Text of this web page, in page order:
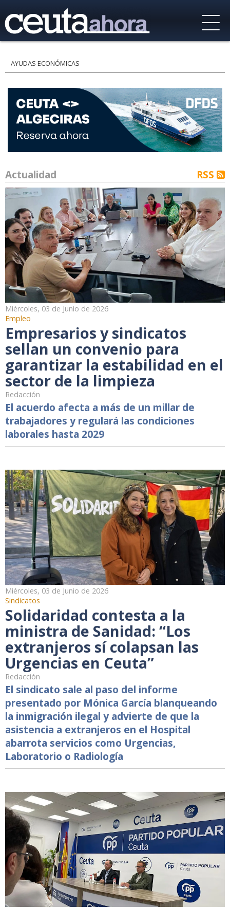
AYUDAS ECONÓMICAS
Actualidad RSS
Miércoles, 03 de Junio de 2026
Empleo
Empresarios y sindicatos
sellan un convenio para
garantizar la estabilidad en el
sector de la limpieza
Redacción
El acuerdo afecta a más de un millar de
trabajadores y regulará las condiciones
laborales hasta 2029
Miércoles, 03 de Junio de 2026
Sindicatos
Solidaridad contesta a la
ministra de Sanidad: “Los
extranjeros sí colapsan las
Urgencias en Ceuta”
Redacción
El sindicato sale al paso del informe
presentado por Mónica García blanqueando
la inmigración ilegal y advierte de que la
asistencia a extranjeros en el Hospital
abarrota servicios como Urgencias,
Laboratorio o Radiología